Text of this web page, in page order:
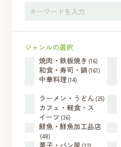
ジャンルの選択
焼肉・鉄板焼き (16)
和食・寿司・鍋 (161)
中華料理 (14)
ラーメン・うどん (25)
カフェ・軽食・ス
イーツ (36)
鮮魚・鮮魚加工品店
(48)